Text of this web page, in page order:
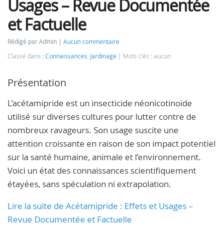
Usages – Revue Documentée
et Factuelle
Rédigé par Admin
Aucun commentaire
Classé dans : Connaissances Jardinage Mots clés : aucun
Présentation
L’acétamipride est un insecticide néonicotinoïde
utilisé sur diverses cultures pour lutter contre de
nombreux ravageurs. Son usage suscite une
attention croissante en raison de son impact potentiel
sur la santé humaine, animale et l’environnement.
Voici un état des connaissances scientifiquement
étayées, sans spéculation ni extrapolation.
Lire la suite de Acétamipride : Effets et Usages –
Revue Documentée et Factuelle